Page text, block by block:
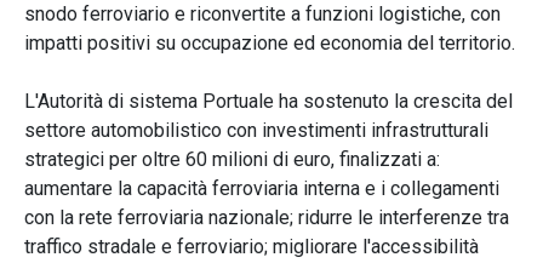
snodo ferroviario e riconvertite a funzioni logistiche, con
impatti positivi su occupazione ed economia del territorio.
L'Autorità di sistema Portuale ha sostenuto la crescita del
settore automobilistico con investimenti infrastrutturali
strategici per oltre 60 milioni di euro, finalizzati a:
aumentare la capacità ferroviaria interna e i collegamenti
con la rete ferroviaria nazionale; ridurre le interferenze tra
traffico stradale e ferroviario; migliorare l'accessibilità